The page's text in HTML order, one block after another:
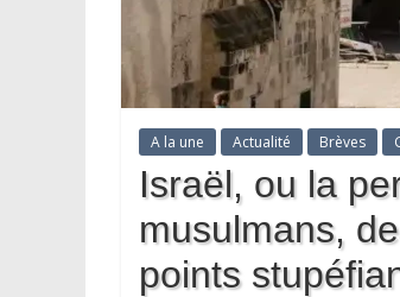
A la une Actualité Brèves
Israël, ou la
musulmans,
points